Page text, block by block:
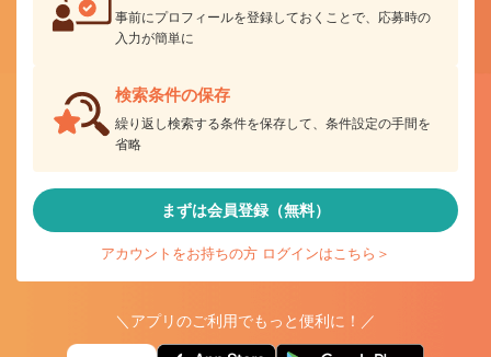
事前にプロフィールを登録しておくことで、応募時の
入力が簡単に
検索条件の保存
繰り返し検索する条件を保存して、条件設定の手間を
省略
まずは会員登録（無料）
アカウントをお持ちの方 ログインはこちら＞
＼アプリのご利用でもっと便利に！／